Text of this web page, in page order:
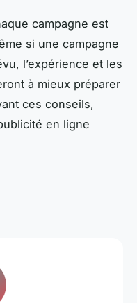
campagne est
si une campagne
l’expérience et les
à mieux préparer
ces conseils,
en ligne